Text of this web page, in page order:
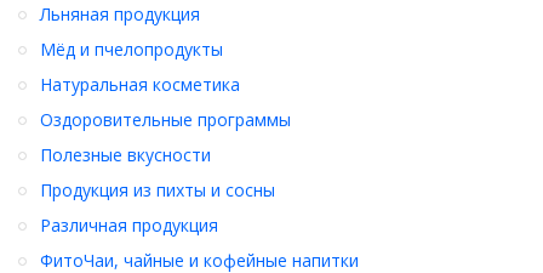
Льняная продукция
Мёд и пчелопродукты
Натуральная косметика
Оздоровительные программы
Полезные вкусности
Продукция из пихты и сосны
Различная продукция
ФитоЧаи, чайные и кофейные напитки